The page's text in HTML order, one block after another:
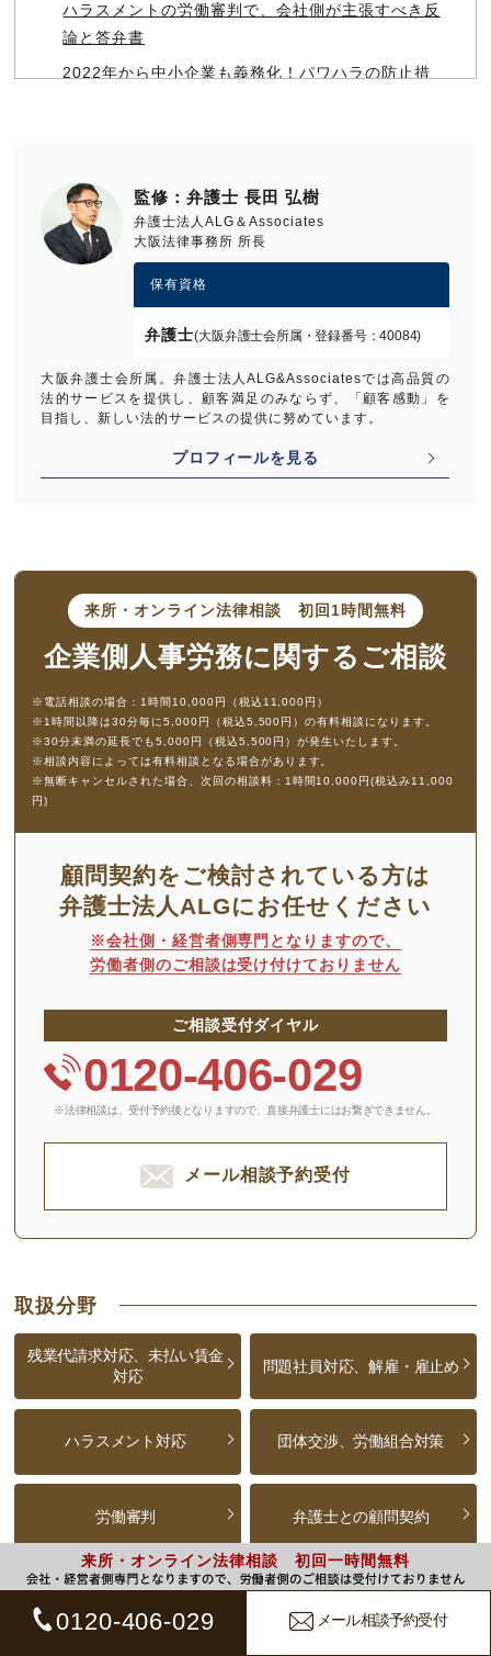
ハラスメントの労働審判で、会社側が主張すべき反
論と答弁書
2022年から中小企業も義務化！パワハラの防止措
パワーハラスメント対応について解説
セクシャルハラスメント対応について解説
カスタマーハラスメント対応について解説
監修：弁護士 長田 弘樹
弁護士法人ALG＆Associates
大阪法律事務所 所長
保有資格
弁護士(大阪弁護士会所属・登録番号：40084)
大阪弁護士会所属。弁護士法人ALG&Associatesでは高品質の
法的サービスを提供し、顧客満足のみならず、「顧客感動」を
目指し、新しい法的サービスの提供に努めています。
プロフィールを見る
来所・オンライン法律相談 初回1時間無料
企業側人事労務に 関するご相談
※電話相談の場合：1時間10,000円（税込11,000円）
※1時間以降は30分毎に5,000円（税込5,500円）の有料相談になります。
※30分未満の延長でも5,000円（税込5,500円）が発生いたします。
※相談内容によっては有料相談となる場合があります。
※無断キャンセルされた場合、次回の相談料：1時間10,000円(税込み11,000
円)
顧問契約をご検討されている方は
弁護士法人ALGにお任せください
※会社側・経営者側専門となりますので、
労働者側のご相談は受け付けておりません
ご相談受付ダイヤル
0120-406-029
※法律相談は、受付予約後となりますので、 直接弁護士にはお繋ぎできません。
メール相談予約受付
取扱分野
残業代請求対応、未払い賃金
対応
問題社員対応、解雇・雇止め
ハラスメント対応 団体交渉、労働組合対策
労働審判 弁護士との顧問契約
労務支援コンサルティング
来所・オンライン法律相談 初回一時間無料
0120-406-029 メール相談予約受付